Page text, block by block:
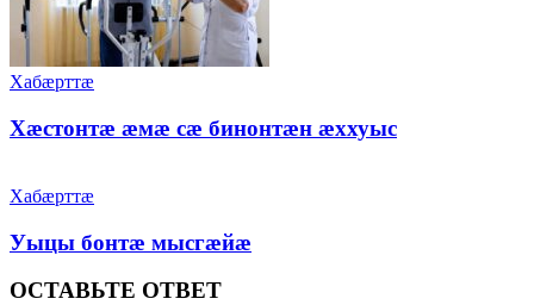
Хабæрттæ
Хæстонтæ æмæ сæ бинонтæн æххуыс
Хабæрттæ
Уыцы бонтæ мысгæйæ
ОСТАВЬТЕ ОТВЕТ